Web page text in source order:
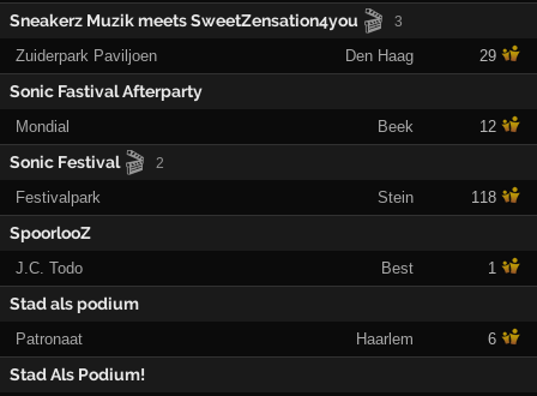
Sneakerz Muzik meets SweetZensation4you 🎬 3
Zuiderpark Paviljoen Den Haag 29
Sonic Fastival Afterparty
Mondial Beek 12
Sonic Festival 🎬 2
Festivalpark Stein 118
SpoorlooZ
J.C. Todo Best 1
Stad als podium
Patronaat Haarlem 6
Stad Als Podium!